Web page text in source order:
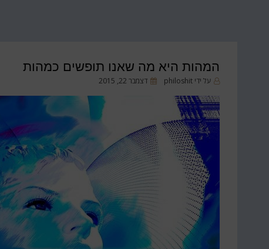
המהות היא מה שאנו תופשים כמהות
על ידיphiloshit
פורסםדצמבר 22, 2015